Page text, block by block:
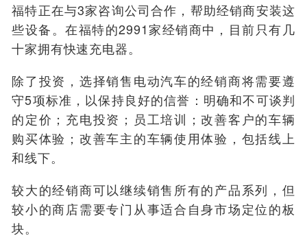
福特正在与3家咨询公司合作，帮助经销商安装这
些设备。在福特的2991家经销商中，目前只有几
十家拥有快速充电器。
除了投资，选择销售电动汽车的经销商将需要遵
守5项标准，以保持良好的信誉：明确和不可谈判
的定价；充电投资；员工培训；改善客户的车辆
购买体验；改善车主的车辆使用体验，包括线上
和线下。
较大的经销商可以继续销售所有的产品系列，但
较小的商店需要专门从事适合自身市场定位的板
块。